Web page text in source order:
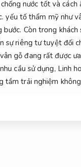
chống nước tốt và cách
yếu tố thẩm mỹ như
bước. Còn trong khách
sự riêng tư tuyệt đối
gỗ đang rất được
cầu sử dụng, Linh
tầm trải nghiệm